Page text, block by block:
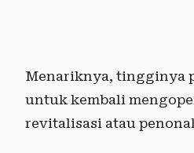
Menariknya, tingginya
untuk kembali
revitalisasi atau